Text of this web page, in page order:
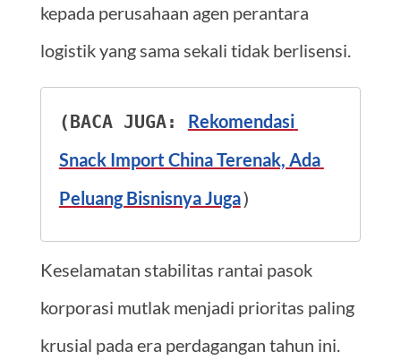
kepada perusahaan agen perantara
logistik yang sama sekali tidak berlisensi.
(BACA JUGA: Rekomendasi
Snack Import China Terenak, Ada
Peluang Bisnisnya Juga)
Keselamatan stabilitas rantai pasok
korporasi mutlak menjadi prioritas paling
krusial pada era perdagangan tahun ini.